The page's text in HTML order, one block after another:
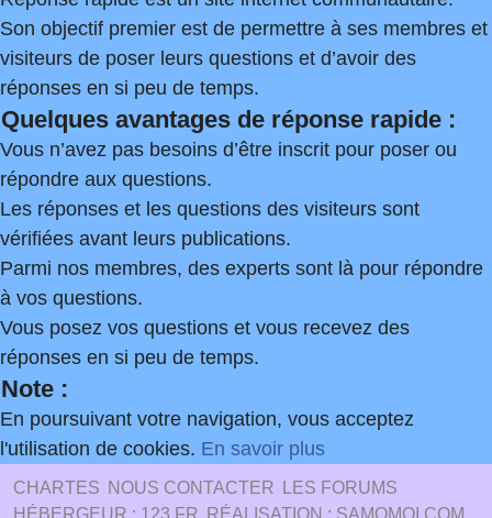
Son objectif premier est de permettre à ses membres et
visiteurs de poser leurs questions et d’avoir des
réponses en si peu de temps.
Quelques avantages de réponse rapide :
Vous n’avez pas besoins d’être inscrit pour poser ou
répondre aux questions.
Les réponses et les questions des visiteurs sont
vérifiées avant leurs publications.
Parmi nos membres, des experts sont là pour répondre
à vos questions.
Vous posez vos questions et vous recevez des
réponses en si peu de temps.
Note :
En poursuivant votre navigation, vous acceptez
l'utilisation de cookies. En savoir plus
CHARTES NOUS CONTACTER
LES FORUMS